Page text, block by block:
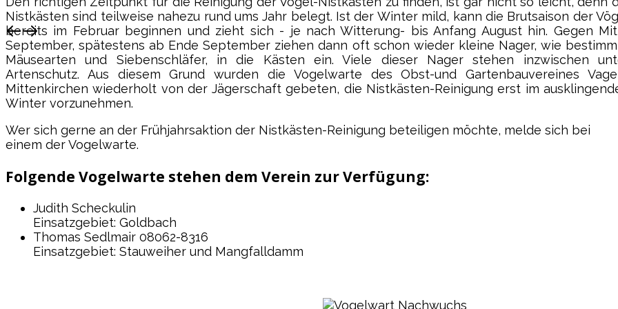
Vagen / Mittenkirchen
Nistkästen sind teilweise nahezu rund ums Jahr belegt. Ist der Winter mild, kann die Brutsaison der
bereits im Februar beginnen und zieht sich - je nach Witterung- bis Anfang August hin. Gegen
September, spätestens ab Ende September ziehen dann oft schon wieder kleine Nager, wie
Mäusearten und Siebenschläfer, in die Kästen ein. Viele dieser Nager stehen inzwischen
Artenschutz. Aus diesem Grund wurden die Vogelwarte des Obst-und Gartenbauvereines
Mittenkirchen wiederholt von der Jägerschaft gebeten, die Nistkästen-Reinigung erst im
Winter vorzunehmen.
Wer sich gerne an der Frühjahrsaktion der Nistkästen-Reinigung beteiligen möchte, melde sich bei
einem der Vogelwarte.
Folgende Vogelwarte stehen dem Verein zur Verfügung:
Judith Scheckulin
Einsatzgebiet: Goldbach
Thomas Sedlmair 08062-8316
Einsatzgebiet: Stauweiher und Mangfalldamm